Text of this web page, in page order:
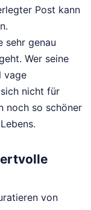
Post kann
sehr genau
Wer seine
vage
nicht für
noch so schöner
von